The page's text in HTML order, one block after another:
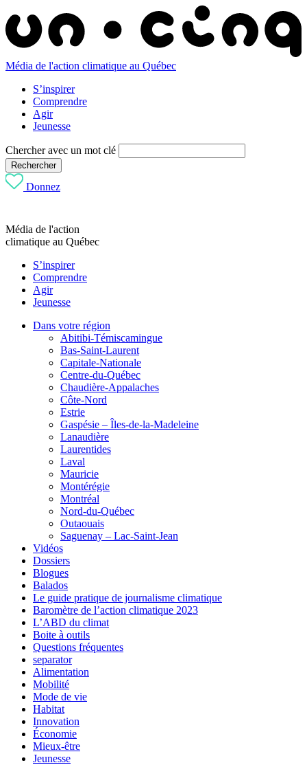
Média de l'action climatique au Québec
S’inspirer
Comprendre
Agir
Jeunesse
Chercher avec un mot clé
Rechercher
Donnez
Média de l'action
climatique au Québec
S’inspirer
Comprendre
Agir
Jeunesse
Dans votre région
Abitibi-Témiscamingue
Bas-Saint-Laurent
Capitale-Nationale
Centre-du-Québec
Chaudière-Appalaches
Côte-Nord
Estrie
Gaspésie – Îles-de-la-Madeleine
Lanaudière
Laurentides
Laval
Mauricie
Montérégie
Montréal
Nord-du-Québec
Outaouais
Saguenay – Lac-Saint-Jean
Vidéos
Dossiers
Blogues
Balados
Le guide pratique de journalisme climatique
Baromètre de l’action climatique 2023
L’ABD du climat
Boite à outils
Questions fréquentes
separator
Alimentation
Mobilité
Mode de vie
Habitat
Innovation
Économie
Mieux-être
Jeunesse